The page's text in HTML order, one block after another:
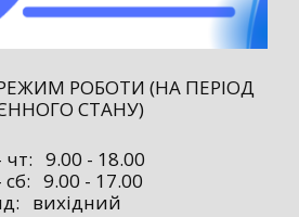
РОБОТИ (НА ПЕРІОД
СТАНУ)
чт: 9.00 - 18.00
сб: 9.00 - 17.00
вихідний